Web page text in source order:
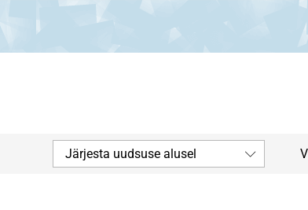
Järjesta uudsuse alusel